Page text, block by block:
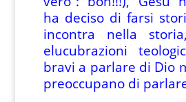
ha deciso di farsi
incontra nella
elucubrazioni
bravi a parlare di Dio
preoccupano di